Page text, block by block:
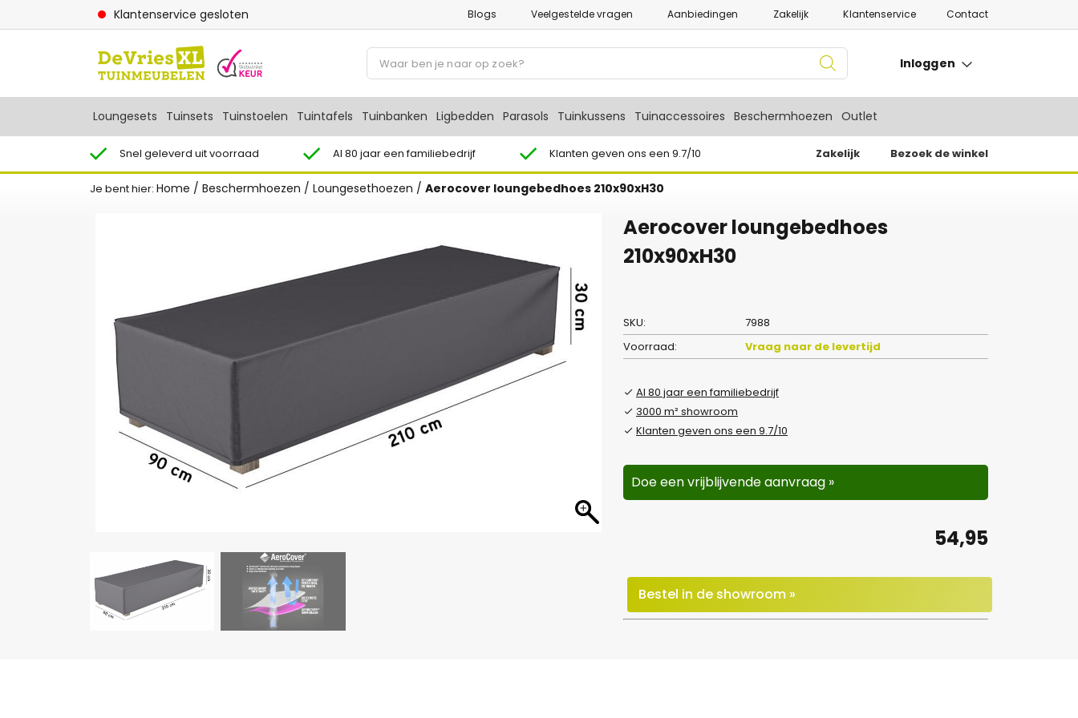
Klantenservice gesloten Blogs Veelgestelde vragen Aanbiedingen Zakelijk Klantenservice Contact
r
o
d
u
c
t
e
e
n
Inloggen
Loungesets Tuinsets Tuinstoelen Tuintafels Tuinbanken Ligbedden Parasols Tuinkussens Tuinaccessoires Beschermhoezen Outlet
Snel geleverd uit voorraad Al 80 jaar een familiebedrijf Klanten geven ons een 9.7/10 Zakelijk Bezoek de winkel
Je bent hier: Home / Beschermhoezen / Loungesethoezen / Aerocover loungebedhoes 210x90xH30
Aerocover loungebedhoes
210x90xH30
SKU:
7988
Voorraad:
Vraag naar de levertijd
Al 80 jaar een familiebedrijf
3000 m² showroom
Klanten geven ons een 9.7/10
Doe een vrijblijvende aanvraag »
54,95
Bestel in de showroom »